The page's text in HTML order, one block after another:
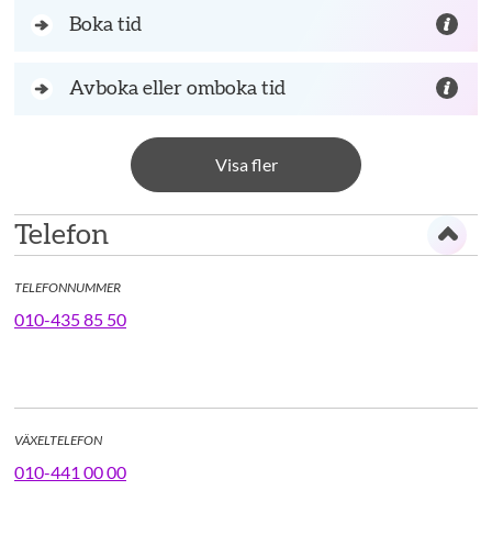
Boka tid
Avboka eller omboka tid
Visa fler
Telefon
TELEFONNUMMER
010-435 85 50
VÄXELTELEFON
010-441 00 00